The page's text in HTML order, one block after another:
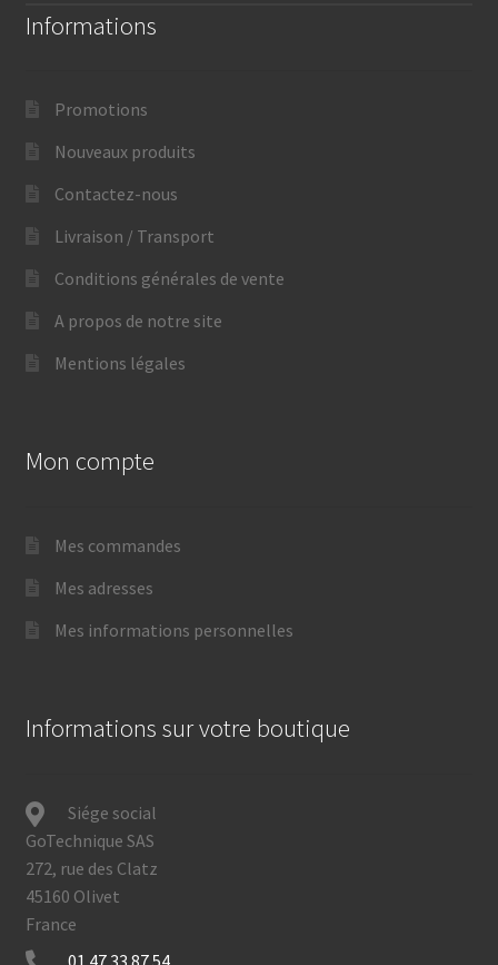
Informations
Promotions
Nouveaux produits
Contactez-nous
Livraison / Transport
Conditions générales de vente
A propos de notre site
Mentions légales
Mon compte
Mes commandes
Mes adresses
Mes informations personnelles
Informations sur votre boutique
Siége social
GoTechnique SAS
272, rue des Clatz
45160 Olivet
France